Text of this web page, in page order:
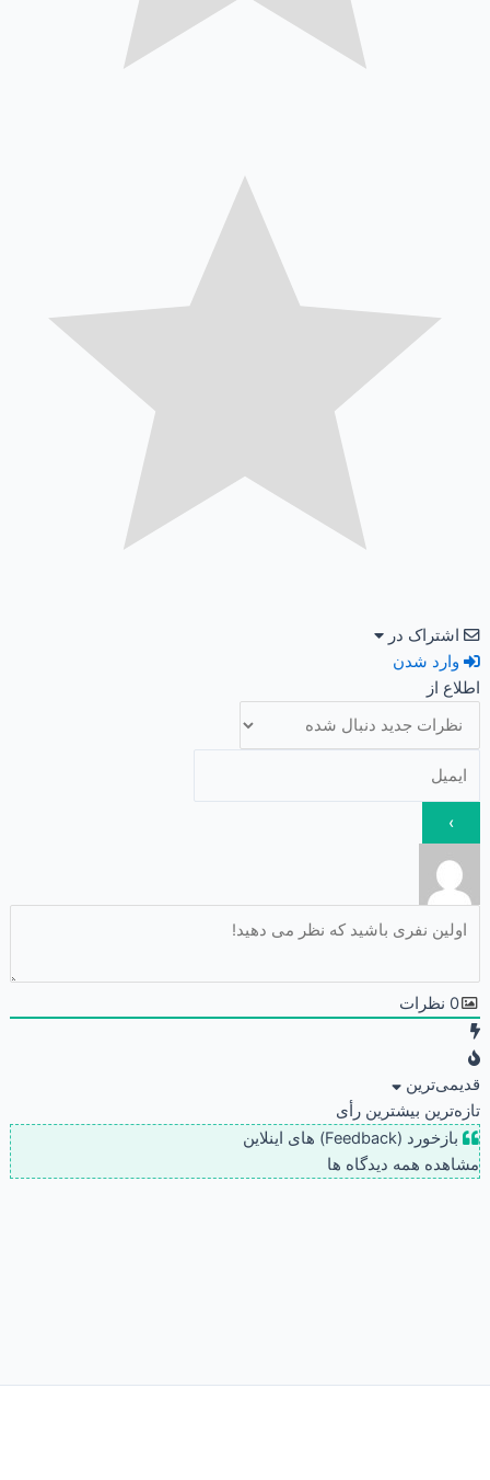
اشتراک در
وارد شدن
اطلاع از
0 نظرات
قدیمی‌ترین
تازه‌ترین بیشترین رأی
بازخورد (Feedback) های اینلاین
مشاهده همه دیدگاه ها